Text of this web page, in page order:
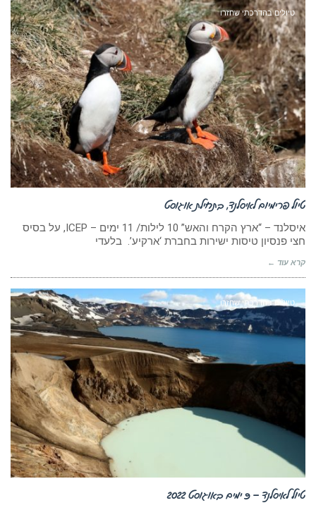
טיולים בהדרכתי שחזרו
טיול פרימיום לאיסלנד, בתחילת אוגוסט
איסלנד – “ארץ הקרח והאש” 10 לילות/ 11 ימים – ICEP, על בסיס
חצי פנסיון טיסות ישירות בחברת ‘ארקיע’. בלעדי
קרא עוד ←
טיולים בהדרכתי שחזרו
טיול לאיסלנד – 9 ימים באוגוסט 2022